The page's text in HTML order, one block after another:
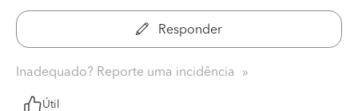
Responder
Inadequado? Reporte uma incidência
Útil